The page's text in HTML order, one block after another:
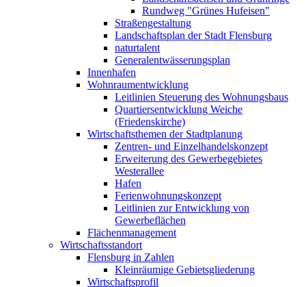
Rundweg "Grünes Hufeisen"
Straßengestaltung
Landschaftsplan der Stadt Flensburg
naturtalent
Generalentwässerungsplan
Innenhafen
Wohnraumentwicklung
Leitlinien Steuerung des Wohnungsbaus
Quartiersentwicklung Weiche
(Friedenskirche)
Wirtschaftsthemen der Stadtplanung
Zentren- und Einzelhandelskonzept
Erweiterung des Gewerbegebietes
Westerallee
Hafen
Ferienwohnungskonzept
Leitlinien zur Entwicklung von
Gewerbeflächen
Flächenmanagement
Wirtschaftsstandort
Flensburg in Zahlen
Kleinräumige Gebietsgliederung
Wirtschaftsprofil